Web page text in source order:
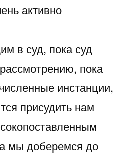
активно
в суд, пока суд
пока
инстанции,
присудить нам
мы доберемся до